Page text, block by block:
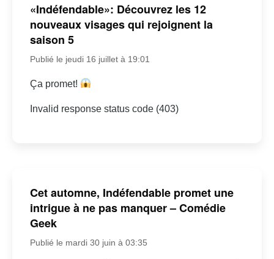
«Indéfendable»: Découvrez les 12
nouveaux visages qui rejoignent la
saison 5
Publié le jeudi 16 juillet à 19:01
Ça promet!
Invalid response status code (403)
Cet automne, Indéfendable promet une
intrigue à ne pas manquer – Comédie
Geek
Publié le mardi 30 juin à 03:35